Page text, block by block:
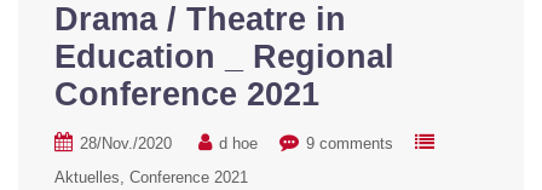
Drama / Theatre in
Education _ Regional
Conference 2021
28/Nov./2020 d hoe
9 comments
Aktuelles Conference 2021